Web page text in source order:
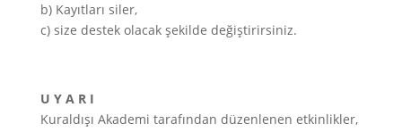
b) Kayıtları siler,
c) size destek olacak şekilde değiştirirsiniz.
U Y A R I
Kuraldışı Akademi tarafından düzenlenen etkinlikler,